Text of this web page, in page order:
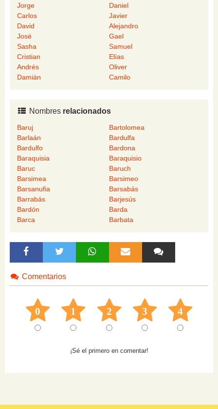
Jorge
Daniel
Carlos
Javier
David
Alejandro
José
Gael
Sasha
Samuel
Cristian
Elías
Andrés
Oliver
Damián
Camilo
Nombres relacionados
Baruj
Bartolomea
Barlaán
Bardulfa
Bardulfo
Bardona
Baraquisia
Baraquisio
Baruc
Baruch
Barsimea
Barsimeo
Barsanufia
Barsabás
Barrabás
Barjesús
Bardón
Barda
Barca
Barbata
Comentarios
0 1 2 3 4
¡Sé el primero en comentar!